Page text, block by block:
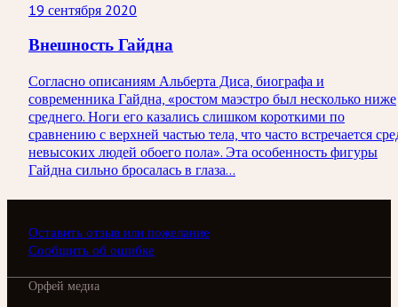
19 сентября 2020
Внешность Гайдна
Согласно описаниям Альберта Диса, биографа и
современника Гайдна, «ростом маэстро был несколько ниже
среднего. Ноги его казались слишком короткими по
сравнению с верхней частью тела, что часто встречается
невысоких людей обоего пола». Эта особенность фигуры
Гайдна сильно бросалась в глаза...
Оставить отзыв или пожелание
Сообщить об ошибке
Орфей медиа